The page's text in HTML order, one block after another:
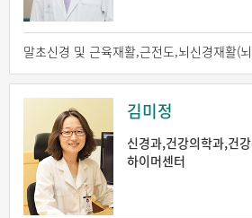
말초신경 및 근육재활,근전도,뇌신경재활(
김미정
신경과,건강의학과,건
하이머센터